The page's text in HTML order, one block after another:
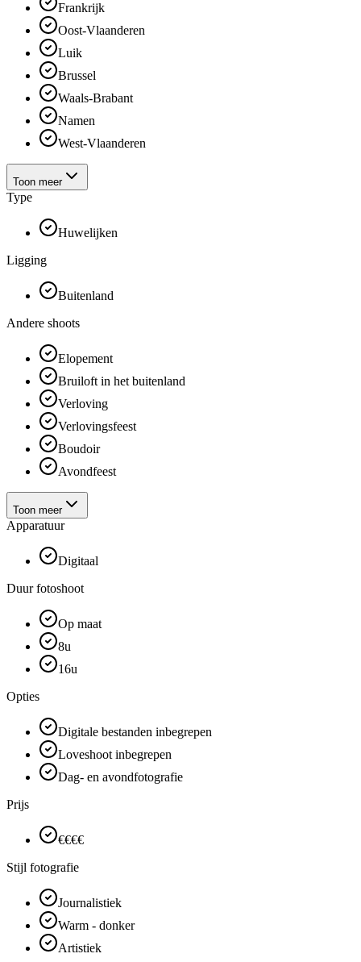
Frankrijk
Oost-Vlaanderen
Luik
Brussel
Waals-Brabant
Namen
West-Vlaanderen
Toon meer
Type
Huwelijken
Ligging
Buitenland
Andere shoots
Elopement
Bruiloft in het buitenland
Verloving
Verlovingsfeest
Boudoir
Avondfeest
Toon meer
Apparatuur
Digitaal
Duur fotoshoot
Op maat
8u
16u
Opties
Digitale bestanden inbegrepen
Loveshoot inbegrepen
Dag- en avondfotografie
Prijs
€€€€
Stijl fotografie
Journalistiek
Warm - donker
Artistiek